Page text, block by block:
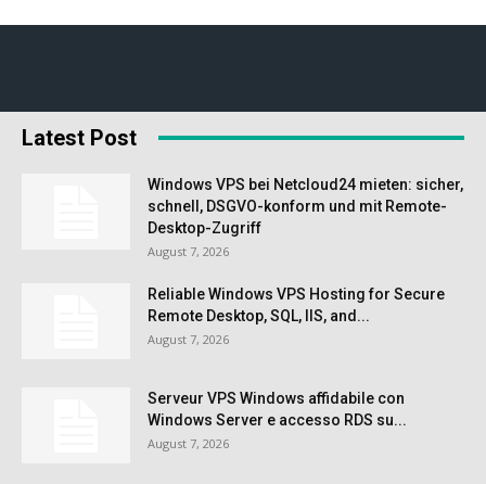
Latest Post
Windows VPS bei Netcloud24 mieten: sicher,
schnell, DSGVO-konform und mit Remote-
Desktop-Zugriff
August 7, 2026
Reliable Windows VPS Hosting for Secure
Remote Desktop, SQL, IIS, and...
August 7, 2026
Serveur VPS Windows affidabile con
Windows Server e accesso RDS su...
August 7, 2026